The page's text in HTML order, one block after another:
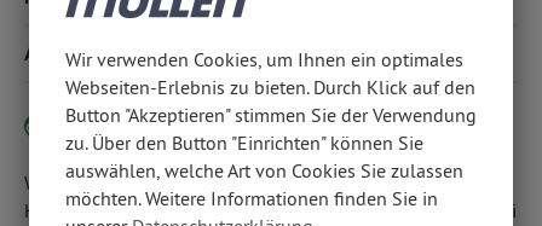
Android Auto und Apple CarPlay,
Ausstattung
Elektro-Variante hier klicken
Wir weisen darauf hin, dass wir den Abschluss eines
Kaufvertrages zu diesem Angebot ausschließlich vor Ort bei
Wir verwenden Cookies, um Ihnen ein optimales
Webseiten-Erlebnis zu bieten. Durch Klick auf den
Button "Akzeptieren" stimmen Sie der Verwendung
zu. Über den Button "Einrichten" können Sie
auswählen, welche Art von Cookies Sie zulassen
möchten. Weitere Informationen finden Sie in